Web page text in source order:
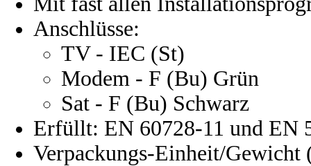
Anschlüsse:
TV - IEC (St)
Modem - F (Bu) Grün
Sat - F (Bu) Schwarz
Erfüllt: EN 60728-11 und EN
Verpackungs-Einheit/